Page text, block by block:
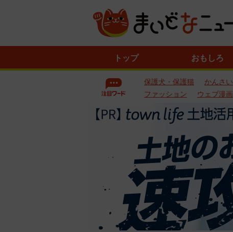
トップ おもしろ
保護犬・保護猫 かんさい
ファッション
ウェブ漫画